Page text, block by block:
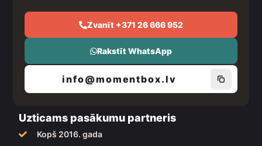
Zvanīt +371 26 666 952
Rakstīt WhatsApp
info@momentbox.lv
Uzticams pasākumu partneris
Kopš 2016. gada